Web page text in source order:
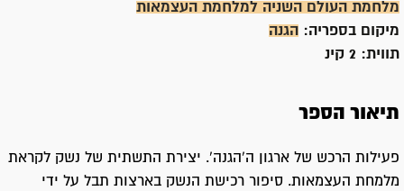
מלחמת העולם השניה למלחמת העצמאות
מיקום בספריה:
הגנה
תווית: 2 קינ
תיאור הספר
פעילות הרכש של ארגון ה'הגנה'. יצירת התשתית של נשק לקראת
מלמחת העצמאות. סיפור רכישת הנשק בארצות תבל על ידי